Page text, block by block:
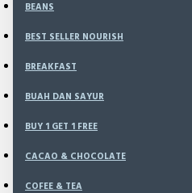
BEANS
BEST SELLER NOURISH
BREAKFAST
BUAH DAN SAYUR
BUY 1 GET 1 FREE
CACAO & CHOCOLATE
COFEE & TEA